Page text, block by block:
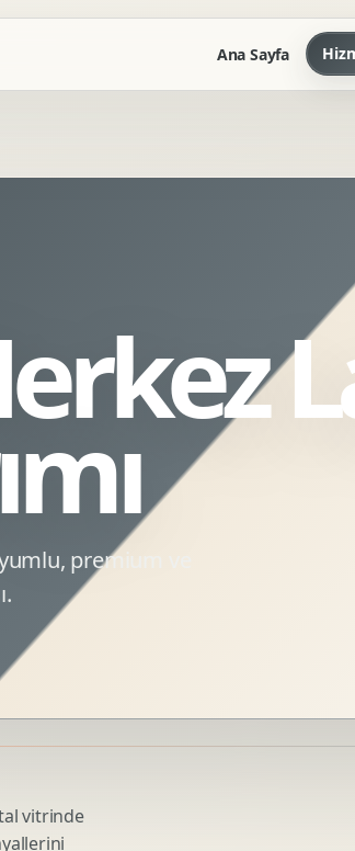
Ana Sayfa
Tasarimi
Kimlik
Tasarimi
Kreatif Tasarimi
Tasarimi
Grid Tasarimi
Tasarimi
Stratejisi
premium ve
vitrinde